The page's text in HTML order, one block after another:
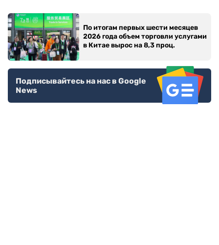
По итогам первых шести месяцев
2026 года объем торговли услугами
в Китае вырос на 8,3 проц.
Подписывайтесь на нас в Google
News